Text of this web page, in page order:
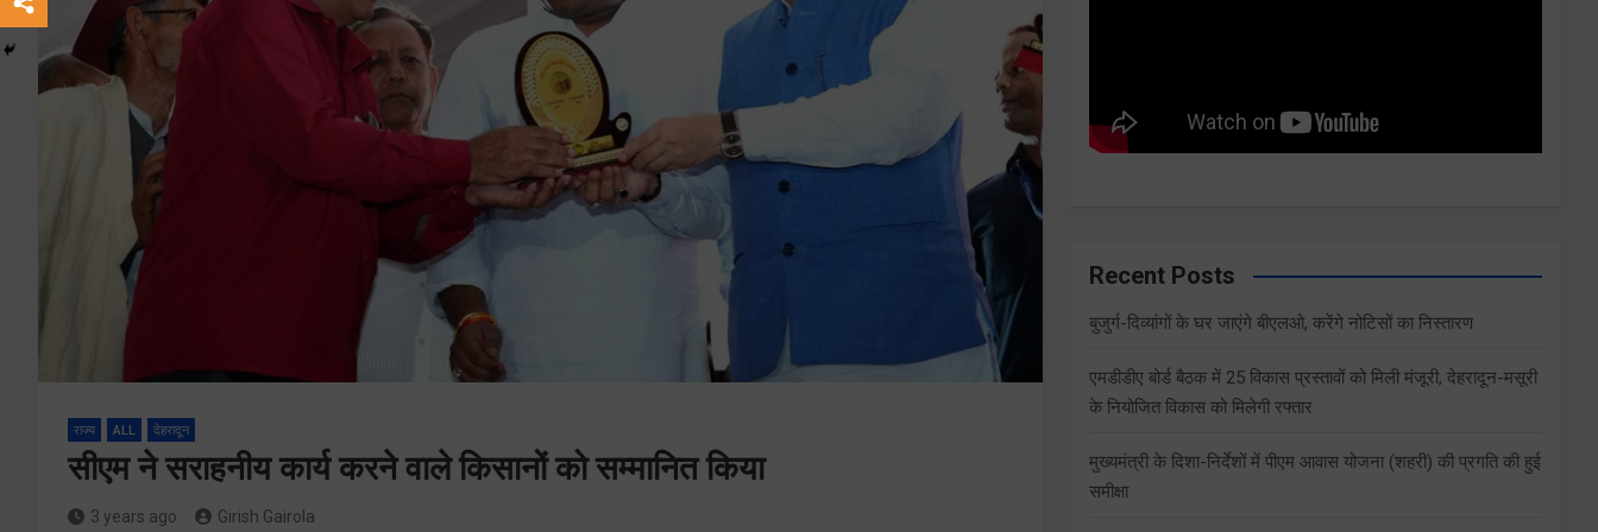
राज्य ALL देहरादून
सीएम ने सराहनीय कार्य करने वाले किसानों को सम्मानित किया
3 years ago Girish Gairola
Recent Posts
बुजुर्ग-दिव्यांगों के घर जाएंगे बीएलओ, करेंगे नोटिसों का निस्तारण
एमडीडीए बोर्ड बैठक में 25 विकास प्रस्तावों को मिली मंजूरी, देहरादून-मसूरी
के नियोजित विकास को मिलेगी रफ्तार
मुख्यमंत्री के दिशा-निर्देशों में पीएम आवास योजना (शहरी) की प्रगति की हुई
समीक्षा